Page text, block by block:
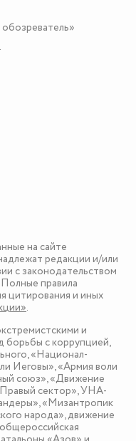
на сайте
редакции и/или
с законодательством
правила
цитирования и иных
.
и
с коррупцией,
«Национал-
Иеговы», «Армия воли
союз», «Движение
сектор», УНА-
«Мизантропик
народа», движение